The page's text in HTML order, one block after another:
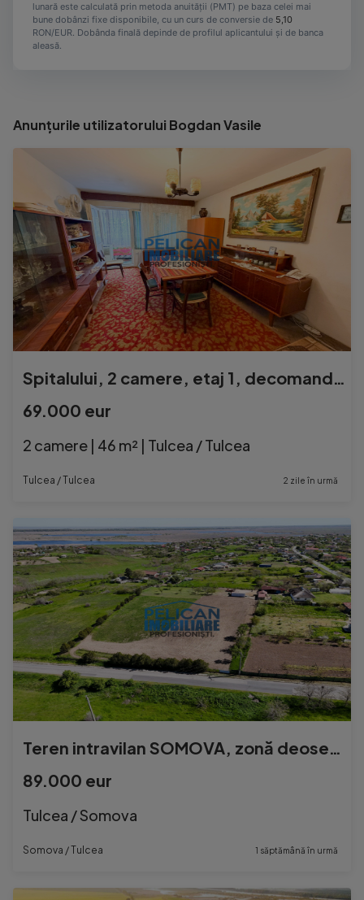
lunară este calculată prin metoda anuității (PMT) pe baza celei mai
bune dobânzi fixe disponibile, cu un curs de conversie de 5,10
RON/EUR. Dobânda finală depinde de profilul aplicantului și de banca
aleasă.
Anunțurile utilizatorului Bogdan Vasile
Spitalului, 2 camere, etaj 1, decomandat, 62MP
69.000 eur
2 camere | 46 m² | Tulcea / Tulcea
Tulcea / Tulcea 2 zile în urmă
Teren intravilan SOMOVA, zonă deosebită, 5548MP
89.000 eur
Tulcea / Somova
Somova / Tulcea 1 săptămână în urmă